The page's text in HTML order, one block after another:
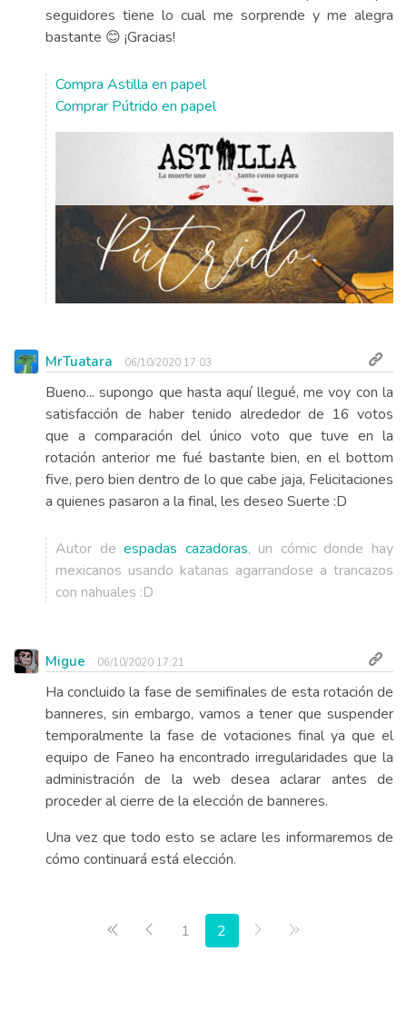
seguidores tiene lo cual me sorprende y me alegra
bastante 😊 ¡Gracias!
Compra Astilla en papel
Comprar Pútrido en papel
MrTuatara 06/10/2020 17:03
Bueno... supongo que hasta aquí llegué, me voy con la
satisfacción de haber tenido alrededor de 16 votos
que a comparación del único voto que tuve en la
rotación anterior me fué bastante bien, en el bottom
five, pero bien dentro de lo que cabe jaja, Felicitaciones
a quienes pasaron a la final, les deseo Suerte :D
Autor deespadas cazadoras, un cómic donde hay
mexicanos usando katanas agarrandose a trancazos
con nahuales :D
Migue 06/10/2020 17:21
Ha concluido la fase de semifinales de esta rotación de
banneres, sin embargo, vamos a tener que suspender
temporalmente la fase de votaciones final ya que el
equipo de Faneo ha encontrado irregularidades que la
administración de la web desea aclarar antes de
proceder al cierre de la elección de banneres.
Una vez que todo esto se aclare les informaremos de
cómo continuará está elección.
Primera página
Anterior
1 2 Siguiente